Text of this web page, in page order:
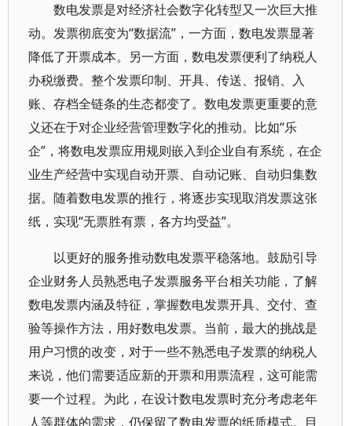
数电发票是对经济社会数字化转型又一次巨大推
动。发票彻底变为“数据流”，一方面，数电发票显著
降低了开票成本。另一方面，数电发票便利了纳税人
办税缴费。整个发票印制、开具、传送、报销、入
账、存档全链条的生态都变了。数电发票更重要的意
义还在于对企业经营管理数字化的推动。比如“乐
企”，将数电发票应用规则嵌入到企业自有系统，在企
业生产经营中实现自动开票、自动记账、自动归集数
据。随着数电发票的推行，将逐步实现取消发票这张
纸，实现“无票胜有票，各方均受益”。
以更好的服务推动数电发票平稳落地。鼓励引导
企业财务人员熟悉电子发票服务平台相关功能，了解
数电发票内涵及特征，掌握数电发票开具、交付、查
验等操作方法，用好数电发票。当前，最大的挑战是
用户习惯的改变，对于一些不熟悉电子发票的纳税人
来说，他们需要适应新的开票和用票流程，这可能需
要一个过程。为此，在设计数电发票时充分考虑老年
人等群体的需求，仍保留了数电发票的纸质模式。目